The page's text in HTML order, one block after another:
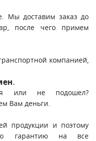
Мы доставим заказ до
после чего примем
компанией,
.
или не подошел?
Вам деньги.
продукции и поэтому
гарантию на все